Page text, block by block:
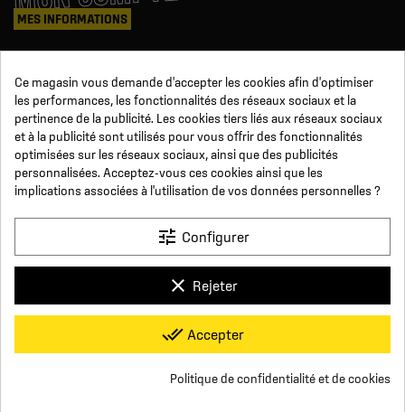
MES INFORMATIONS
Avoirs
Informations
Suivi de commande
Devenez revendeur
NOUS SUIVRE
SUR LES RÉSEAUX
Conditions générales de vente
Paiement sécurisé
Qui sommes-nous ?
Foire aux Questions
Mentions légales
Conditions de livraisons et de retours
Respect de la vie privée
Click For Foot x
Ce magasin vous demande d'accepter les cookies afin d'optimiser
les performances, les fonctionnalités des réseaux sociaux et la
pertinence de la publicité. Les cookies tiers liés aux réseaux sociaux
et à la publicité sont utilisés pour vous offrir des fonctionnalités
optimisées sur les réseaux sociaux, ainsi que des publicités
personnalisées. Acceptez-vous ces cookies ainsi que les
implications associées à l'utilisation de vos données personnelles ?
tune Configurer
clear Rejeter
done_all Accepter
Politique de confidentialité et de cookies